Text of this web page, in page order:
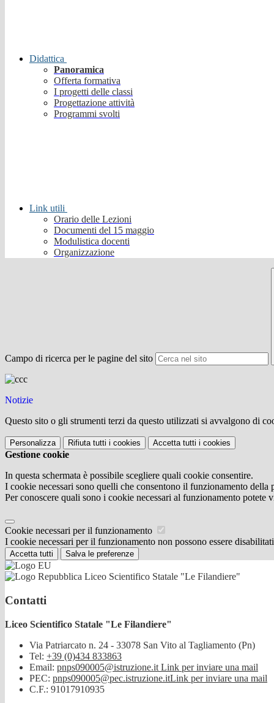
Didattica
Panoramica
Offerta formativa
I progetti delle classi
Progettazione attività
Programmi svolti
Link utili
Orario delle Lezioni
Documenti del 15 maggio
Modulistica docenti
Organizzazione
Campo di ricerca per le pagine del sito
Notizie
Questo sito o gli strumenti terzi da questo utilizzati si avvalgono di
Personalizza Rifiuta tutti i cookies Accetta tutti i cookies
Gestione cookie
In questa schermata è possibile scegliere quali cookie consentire.
I cookie necessari sono quelli che consentono il funzionamento
Per conoscere quali sono i cookie necessari al funzionamento potete
Cookie necessari per il funzionamento
I cookie necessari per il funzionamento non possono essere
Accetta tutti Salva le preferenze
Liceo Scientifico Statale "Le Filandiere"
Contatti
Liceo Scientifico Statale "Le Filandiere"
Via Patriarcato n. 24 - 33078 San Vito al Tagliamento (Pn)
Tel: +39 (0)434 833863
Email: pnps090005@istruzione.it Link per inviare una mail
PEC: pnps090005@pec.istruzione.itLink per inviare una mail
C.F.: 91017910935